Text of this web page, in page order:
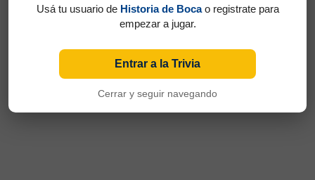
Usá tu usuario de Historia de Bocao registrate para
empezar a jugar.
Entrar a la Trivia
Cerrar y seguir navegando